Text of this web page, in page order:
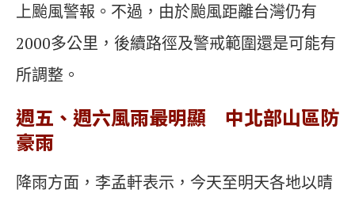
上颱風警報。不過，由於颱風距離台灣仍有
2000多公里，後續路徑及警戒範圍還是可能有
所調整。
週五、週六風雨最明顯 中北部山區防
豪雨
降雨方面，李孟軒表示，今天至明天各地以晴